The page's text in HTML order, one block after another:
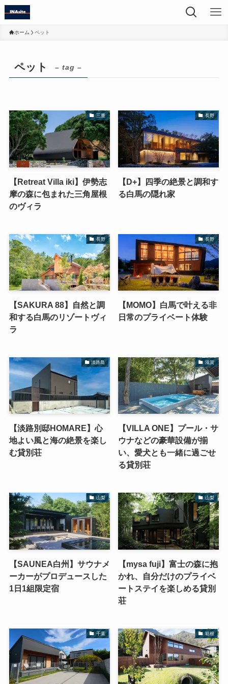
ホーム ペット
ペット – tag –
三重
【Retreat Villa iki】伊勢志
摩の森に包まれた三角屋根
のヴィラ
長野
【D+】四季の絶景と調和す
る白馬の隠れ家
長野
【SAKURA 88】自然と調
和する白馬のリゾートヴィ
ラ
長野
【MOMO】白馬で叶える非
日常のプライベート体験
淡路島
【淡路別邸HOMARE】心
地よい風と海の絶景を楽し
む貸別荘
滋賀
【VILLA ONE】プール・サ
ウナなどの豪華設備が揃
い、愛犬とも一緒に過ごせ
る貸別荘
山梨
【SAUNEA白州】サウナメ
ーカーがプロデュースした
1日1組限定宿
山梨
【mysa fuji】富士の森に抱
かれ、自分だけのプライベ
ートステイを楽しめる貸別
荘
千葉 箱根